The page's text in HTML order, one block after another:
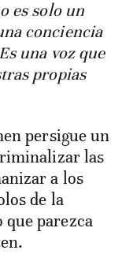
es solo un
conciencia
una voz que
propias
persigue un
las
a los
de la
parezca